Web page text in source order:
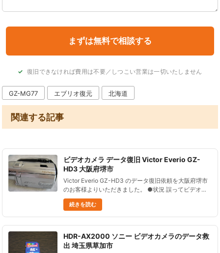
復旧できなければ費用は不要／しつこい営業は一切いたしません
GZ-MG77 エブリオ復元 北海道
関連する記事
ビデオカメラ データ復旧 Victor Everio GZ-
HD3 大阪府堺市
Victor Everio GZ-HD3 のデータ復旧依頼を大阪府堺市
のお客様よりいただきました。 ●状況 誤ってビデオカ
メラの全データを削除してしまった。 大切な動画なの
でなんとかして復元したい！ ●データ復元処理の結......
続きを読む
HDR-AX2000 ソニー ビデオカメラのデータ救
出 埼玉県草加市